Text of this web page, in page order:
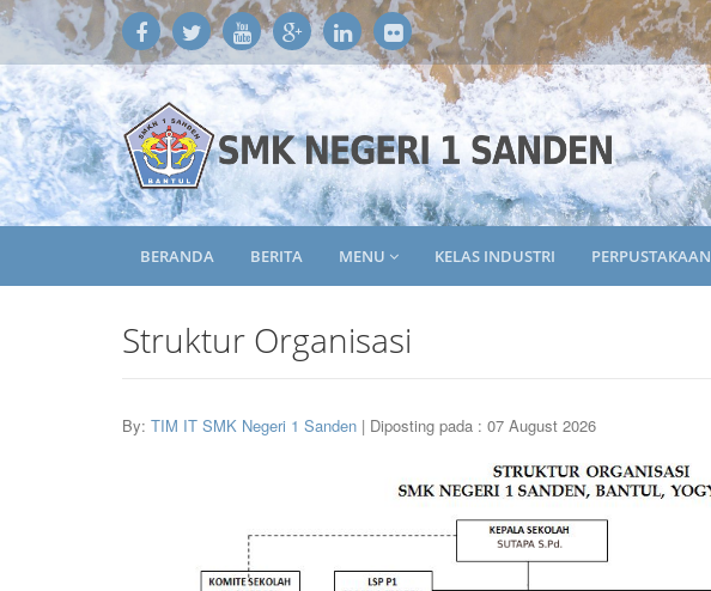
BERANDA BERITA MENU KELAS INDUSTRI PERPUSTAKAAN
Struktur Organisasi
By: TIM IT SMK Negeri 1 Sanden | Diposting pada : 07 August 2026